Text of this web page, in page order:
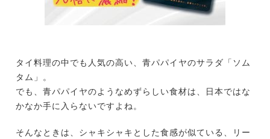
タイ料理の中でも人気の高い、青パパイヤのサラダ「ソム
タム」。
でも、青パパイヤのようなめずらしい食材は、日本ではな
かなか手に入らないですよね。
そんなときは、シャキシャキとした食感が似ている、リー